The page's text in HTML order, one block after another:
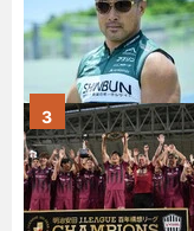
3